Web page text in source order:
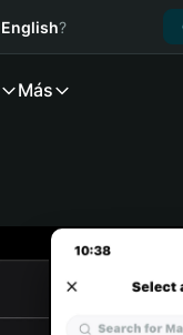
English?
Más